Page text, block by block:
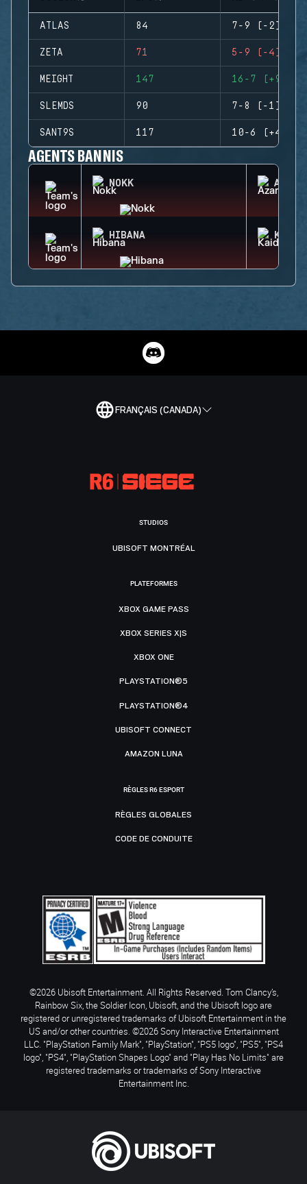
ATLAS 84 7-9 (-2)
ZETA 71 5-9 (-4)
MEIGHT 147 16-7 (+9)
SLEMDS 90 7-8 (-1)
SANT9S 117 10-6 (+4)
AGENTS BANNIS
NOKK AZAMI
HIBANA KAID
FRANÇAIS (CANADA)
STUDIOS
UBISOFT MONTRÉAL
PLATEFORMES
XBOX GAME PASS
XBOX SERIES X|S
XBOX ONE
PLAYSTATION®5
PLAYSTATION®4
UBISOFT CONNECT
AMAZON LUNA
RÈGLES R6 ESPORT
RÈGLES GLOBALES
CODE DE CONDUITE
©2026 Ubisoft Entertainment. All Rights Reserved. Tom Clancy’s,
Rainbow Six, the Soldier Icon, Ubisoft, and the Ubisoft logo are
registered or unregistered trademarks of Ubisoft Entertainment in the
US and/or other countries. ©2026 Sony Interactive Entertainment
LLC. "PlayStation Family Mark", "PlayStation", "PS5 logo", "PS5", "PS4
logo", "PS4", "PlayStation Shapes Logo" and "Play Has No Limits" are
registered trademarks or trademarks of Sony Interactive
Entertainment Inc.